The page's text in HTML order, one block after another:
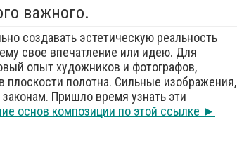
важного.
создавать эстетическую реальность
свое впечатление или идею. Для
опыт художников и фотографов,
полотна. Сильные изображения,
Пришло время узнать эти
основ композиции по этой ссылке ►